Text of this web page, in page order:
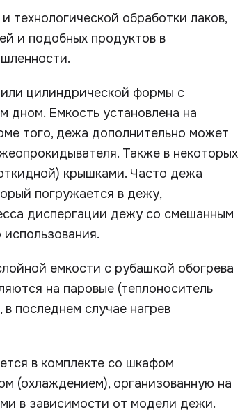
технологической обработки лаков,
и подобных продуктов в
или цилиндрической формы с
дном. Емкость установлена на
того, дежа дополнительно может
Также в некоторых
крышками. Часто дежа
погружается в дежу,
диспергации дежу со смешанным
емкости с рубашкой обогрева
на паровые (теплоноситель
последнем случае нагрев
в комплекте со шкафом
(охлаждением), организованную на
в зависимости от модели дежи.